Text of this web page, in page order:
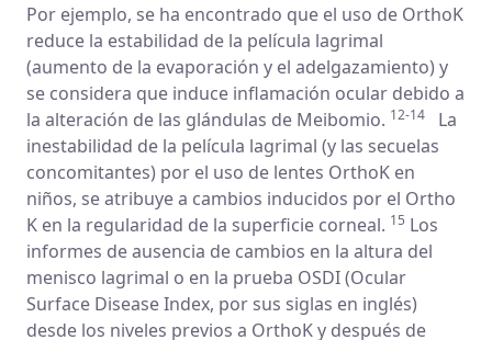
Por ejemplo, se ha encontrado que el uso de OrthoK
reduce la estabilidad de la película lagrimal
(aumento de la evaporación y el adelgazamiento) y
se considera que induce inflamación ocular debido a
la alteración de las glándulas de Meibomio. 12-14
La
inestabilidad de la película lagrimal (y las secuelas
concomitantes) por el uso de lentes OrthoK en
niños, se atribuye a cambios inducidos por el Ortho
K en la regularidad de la superficie corneal. 15 Los
informes de ausencia de cambios en la altura del
menisco lagrimal o en la prueba OSDI (Ocular
Surface Disease Index, por sus siglas en inglés)
desde los niveles previos a OrthoK y después de